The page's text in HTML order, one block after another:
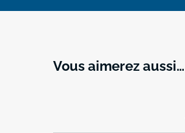
Vous aimerez aussi…